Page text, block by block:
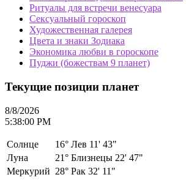
Ритуалы для встречи венесуара
Сексуальный гороскоп
Художественная галерея
Цвета и знаки Зодиака
Экономика любви в гороскопе
Пуджи (божествам 9 планет)
Текущие позиции планет
8/8/2026
5:38:00 PM
Солнце 16° Лев 11' 43"
Луна
21° Близнецы 22' 47"
Меркурий 28° Рак 32' 11"